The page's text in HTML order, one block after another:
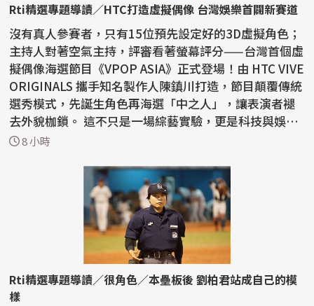
Rti精選專題導讀／HTC打造虛擬偶像 台灣娛樂首闢新賽道
沒有真人參賽者，只有15位預先設定好的3D虛擬角色；
主持人對著空氣主持，評審看著螢幕評分——台灣首個虛
擬偶像海選節目《VPOP ASIA》正式登場！由 HTC VIVE
ORIGINALS 攜手知名製作人陳鎮川打造，節目顛覆傳統
選秀模式，先誕生角色再海選「中之人」，讓表演者褪
去外貌枷鎖。 這不只是一場綜藝實驗，更是科技與娛樂
的...8 小時
Rti精選專題導讀／很角色／本壘板後 劉柏君站成自己的模
樣